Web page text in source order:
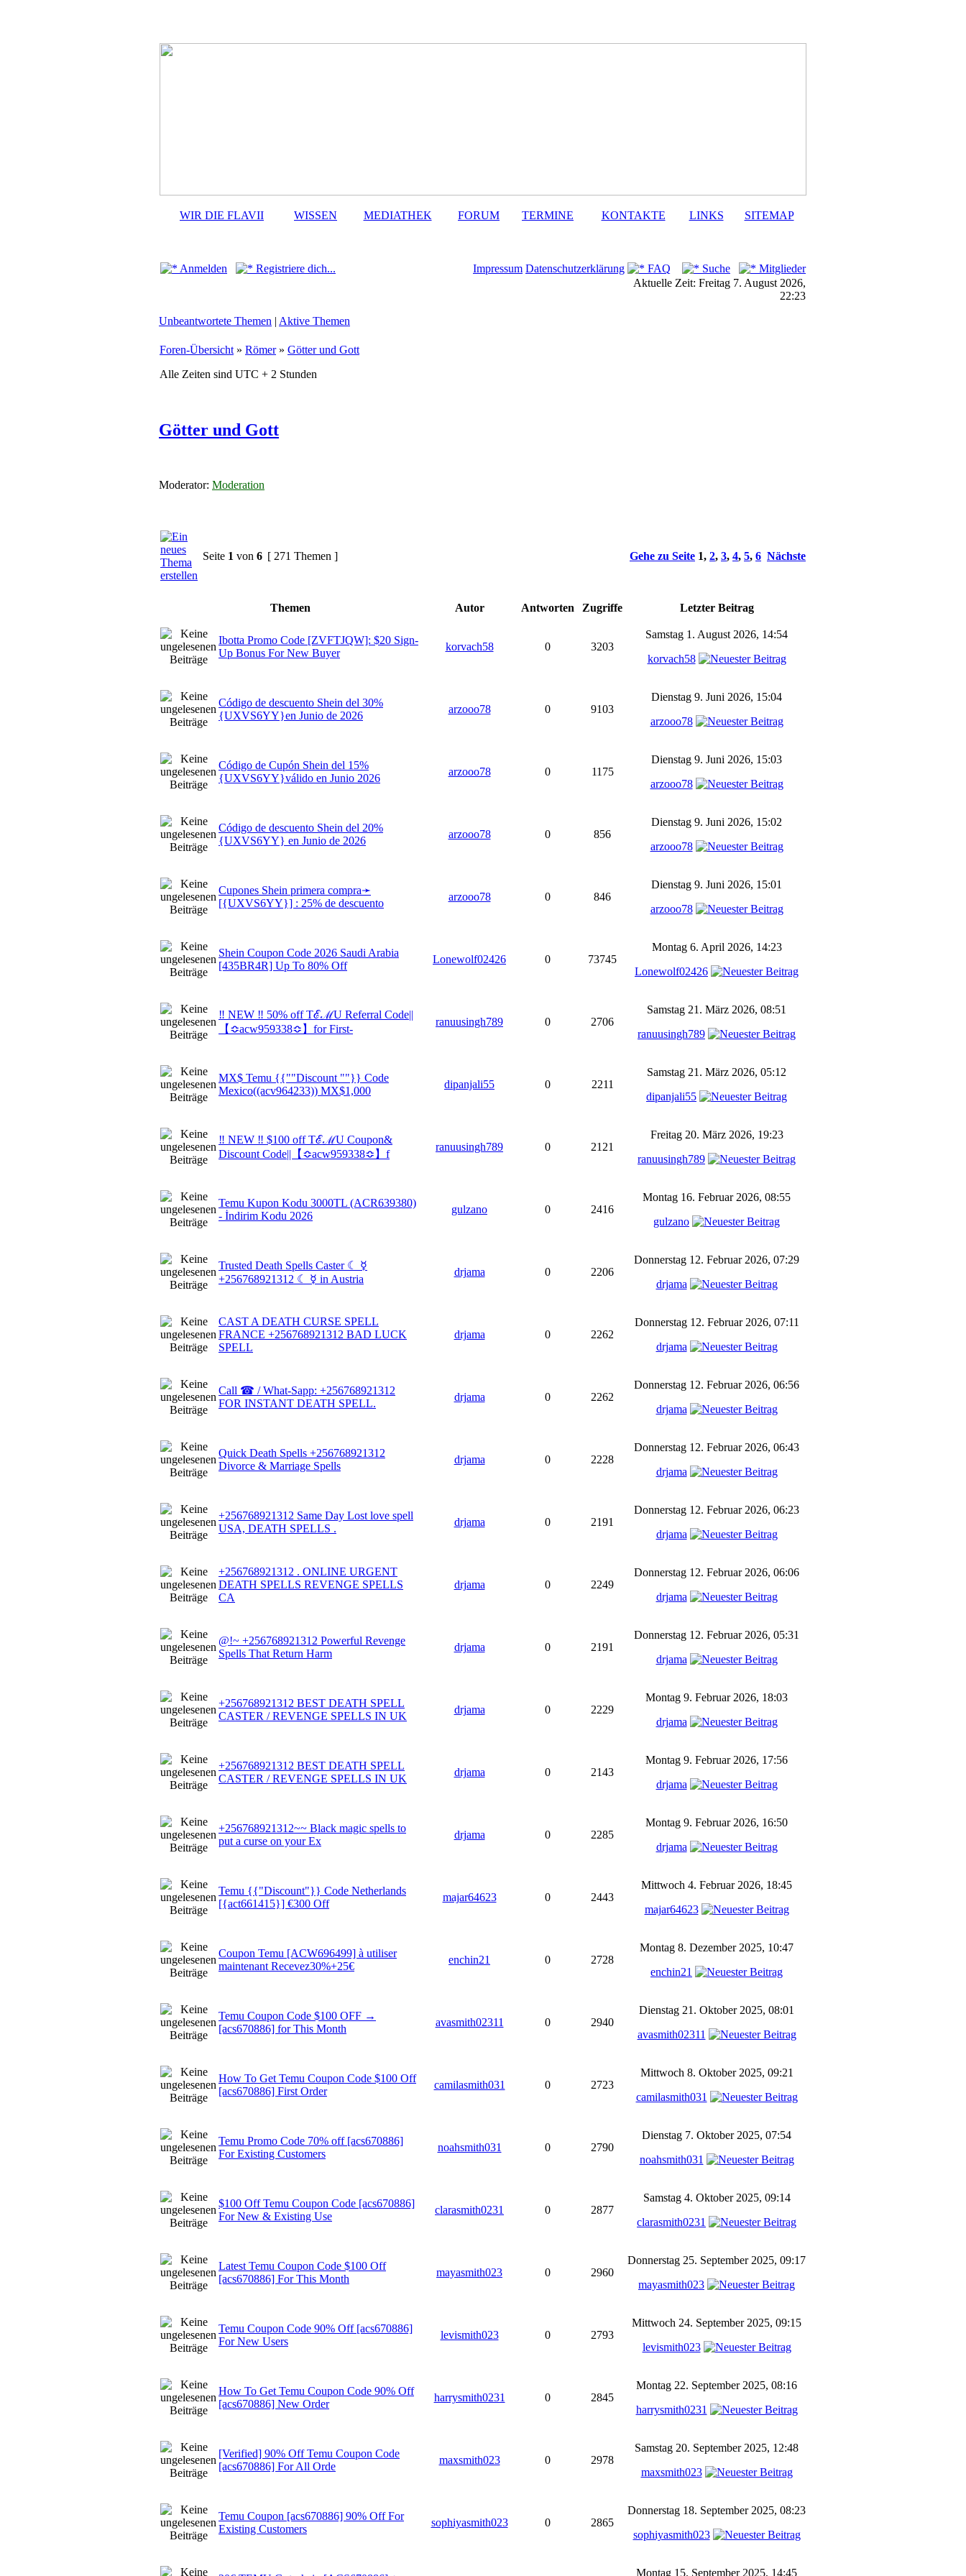
WIR DIE FLAVII WISSEN MEDIATHEK FORUM TERMINE KONTAKTE LINKS SITEMAP
Anmelden Registriere dich... Impressum Datenschutzerklärung FAQ Suche
Mitglieder
Aktuelle Zeit: Freitag 7. August 2026,
22:23
Unbeantwortete Themen | Aktive Themen
Foren-Übersicht » Römer» Götter und Gott
Alle Zeiten sind UTC + 2 Stunden
Götter und Gott
Moderator: Moderation
Seite 1 von 6 [ 271 Themen ] Gehe zu Seite 1, 2, 3, 4, 5, 6 Nächste
Themen Autor Antworten Zugriffe Letzter Beitrag
Ibotta Promo Code [ZVFTJQW]: $20 Sign-
Up Bonus For New Buyer
korvach58 0 3203
Samstag 1. August 2026, 14:54
korvach58
Código de descuento Shein del 30%
{UXVS6YY}en Junio de 2026
arzooo78 0 9103
Dienstag 9. Juni 2026, 15:04
arzooo78
Código de Cupón Shein del 15%
{UXVS6YY}válido en Junio 2026
arzooo78 0 1175
Dienstag 9. Juni 2026, 15:03
arzooo78
Código de descuento Shein del 20%
{UXVS6YY} en Junio de 2026
arzooo78 0 856
Dienstag 9. Juni 2026, 15:02
arzooo78
Cupones Shein primera compra➛
[{UXVS6YY}] : 25% de descuento
arzooo78 0 846
Dienstag 9. Juni 2026, 15:01
arzooo78
Shein Coupon Code 2026 Saudi Arabia
[435BR4R] Up To 80% Off
Lonewolf02426 0 73745
Montag 6. April 2026, 14:23
Lonewolf02426
‼ NEW ‼ 50% off TℰℳU Referral Code||
【≎acw959338≎】for First-
ranuusingh789 0 2706
Samstag 21. März 2026, 08:51
ranuusingh789
MX$ Temu {{""Discount ""}} Code
Mexico((acv964233)) MX$1,000
dipanjali55 0 2211
Samstag 21. März 2026, 05:12
dipanjali55
‼ NEW ‼ $100 off TℰℳU Coupon&
Discount Code||【≎acw959338≎】f
ranuusingh789 0 2121
Freitag 20. März 2026, 19:23
ranuusingh789
Temu Kupon Kodu 3000TL (ACR639380)
- İndirim Kodu 2026
gulzano 0 2416
Montag 16. Februar 2026, 08:55
gulzano
Trusted Death Spells Caster ☾ ☿
+256768921312 ☾ ☿ in Austria
drjama 0 2206
Donnerstag 12. Februar 2026, 07:29
drjama
CAST A DEATH CURSE SPELL
FRANCE +256768921312 BAD LUCK
SPELL
drjama 0 2262
Donnerstag 12. Februar 2026, 07:11
drjama
Call ☎ / What-Sapp: +256768921312
FOR INSTANT DEATH SPELL.
drjama 0 2262
Donnerstag 12. Februar 2026, 06:56
drjama
Quick Death Spells +256768921312
Divorce & Marriage Spells
drjama 0 2228
Donnerstag 12. Februar 2026, 06:43
drjama
+256768921312 Same Day Lost love spell
USA, DEATH SPELLS .
drjama 0 2191
Donnerstag 12. Februar 2026, 06:23
drjama
+256768921312 . ONLINE URGENT
DEATH SPELLS REVENGE SPELLS
CA
drjama 0 2249
Donnerstag 12. Februar 2026, 06:06
drjama
@!~ +256768921312 Powerful Revenge
Spells That Return Harm
drjama 0 2191
Donnerstag 12. Februar 2026, 05:31
drjama
+256768921312 BEST DEATH SPELL
CASTER / REVENGE SPELLS IN UK
drjama 0 2229
Montag 9. Februar 2026, 18:03
drjama
+256768921312 BEST DEATH SPELL
CASTER / REVENGE SPELLS IN UK
drjama 0 2143
Montag 9. Februar 2026, 17:56
drjama
+256768921312~~ Black magic spells to
put a curse on your Ex
drjama 0 2285
Montag 9. Februar 2026, 16:50
drjama
Temu {{"Discount"}} Code Netherlands
[{act661415}] €300 Off
majar64623 0 2443
Mittwoch 4. Februar 2026, 18:45
majar64623
Coupon Temu [ACW696499] à utiliser
maintenant Recevez30%+25€
enchin21 0 2728
Montag 8. Dezember 2025, 10:47
enchin21
Temu Coupon Code $100 OFF →
[acs670886] for This Month
avasmith02311 0 2940
Dienstag 21. Oktober 2025, 08:01
avasmith02311
How To Get Temu Coupon Code $100 Off
[acs670886] First Order
camilasmith031 0 2723
Mittwoch 8. Oktober 2025, 09:21
camilasmith031
Temu Promo Code 70% off [acs670886]
For Existing Customers
noahsmith031 0 2790
Dienstag 7. Oktober 2025, 07:54
noahsmith031
$100 Off Temu Coupon Code [acs670886]
For New & Existing Use
clarasmith0231 0 2877
Samstag 4. Oktober 2025, 09:14
clarasmith0231
Latest Temu Coupon Code $100 Off
[acs670886] For This Month
mayasmith023 0 2960
Donnerstag 25. September 2025, 09:17
mayasmith023
Temu Coupon Code 90% Off [acs670886]
For New Users
levismith023 0 2793
Mittwoch 24. September 2025, 09:15
levismith023
How To Get Temu Coupon Code 90% Off
[acs670886] New Order
harrysmith0231 0 2845
Montag 22. September 2025, 08:16
harrysmith0231
[Verified] 90% Off Temu Coupon Code
[acs670886] For All Orde
maxsmith023 0 2978
Samstag 20. September 2025, 12:48
maxsmith023
Temu Coupon [acs670886] 90% Off For
Existing Customers
sophiyasmith023 0 2865
Donnerstag 18. September 2025, 08:23
sophiyasmith023
Montag 15. September 2025, 14:45